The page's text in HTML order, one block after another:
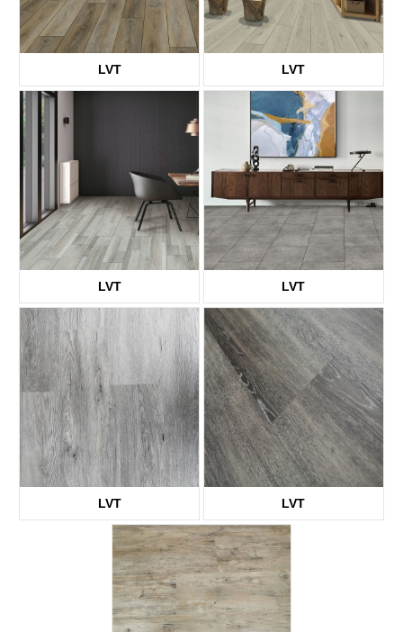
LVT LVT
KTV8006
LVT
KTV8007
LVT
KTV8009
LVT
KTV1939
LVT
KTV2155